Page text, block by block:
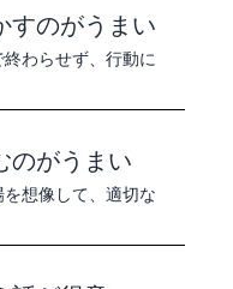
すのがうまい
わらせず、行動に
のがうまい
想像して、適切な